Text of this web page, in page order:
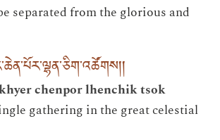
separated from the glorious and
།
chenpor lhenchik tsok
gathering in the great celestial